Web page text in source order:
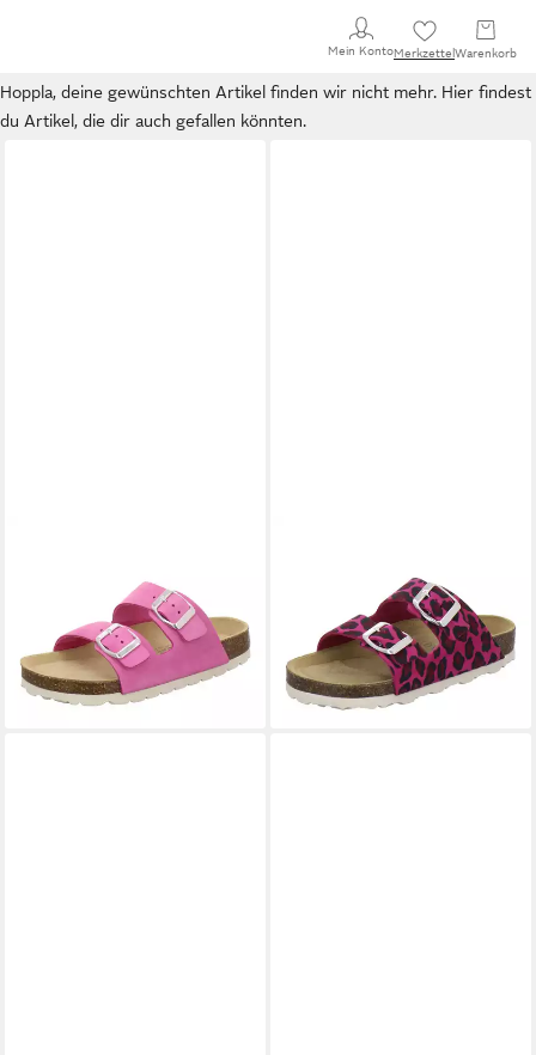
Mein KontoMerkzettel Warenkorb
Hoppla, deine gewünschten Artikel finden wir nicht mehr. Hier findest
du Artikel, die dir auch gefallen könnten.
Pantolette für Mädchen mit
Fußbett, bequeme Sandalen
aus Leder
49,95 €
lieferbar - in 2-3 Werktagen bei dir
Pantolette für Mädchen mit
modischer Schnalle, Sandale
aus Leder
49,95 €
lieferbar - in 2-3 Werktagen bei dir